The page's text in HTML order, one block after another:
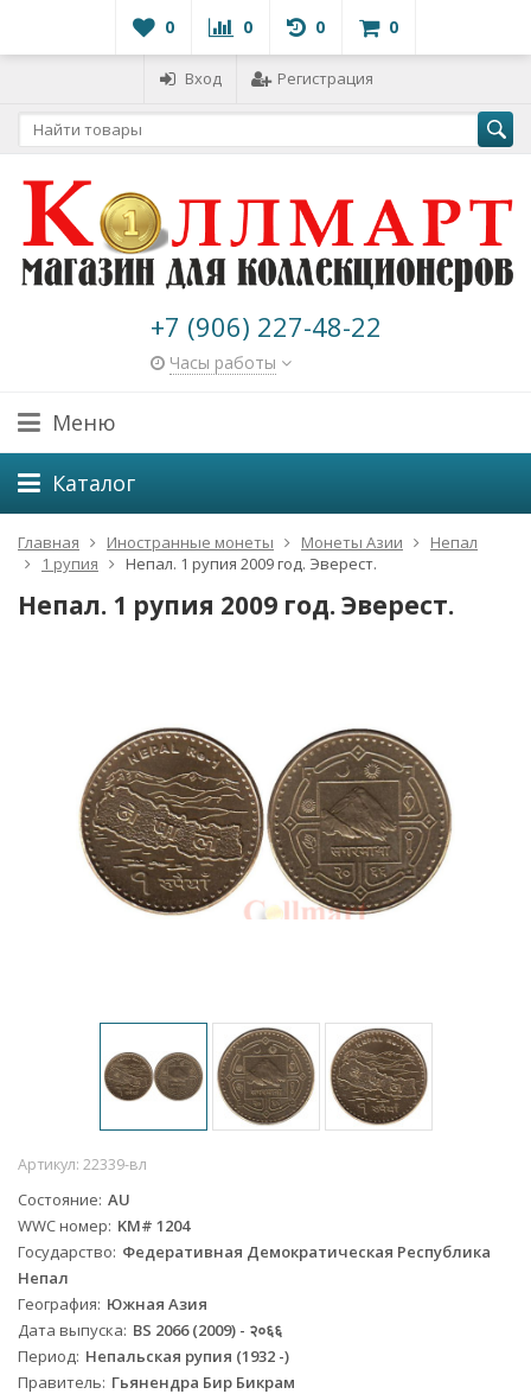
0 0 0 0
Вход Регистрация
+7 (906) 227-48-22
Часы работы
Меню
Каталог
Главная Иностранные монеты Монеты Азии
Непал
1 рупия
Непал. 1 рупия 2009 год. Эверест.
Непал. 1 рупия 2009 год. Эверест.
Артикул: 22339-вл
Состояние AU
WWC номер KM# 1204
Государство Федеративная Демократическая Республика
Непал
География Южная Азия
Дата выпуска BS 2066 (2009) - २०६६
Период Непальская рупия (1932 -)
Правитель Гьянендра Бир Бикрам